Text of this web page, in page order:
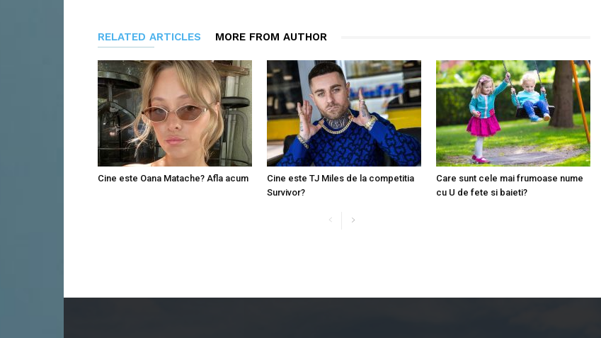
RELATED ARTICLES MORE FROM AUTHOR
Cine este Oana Matache? Afla acum
Cine este TJ Miles de la competitia
Survivor?
Care sunt cele mai frumoase nume
cu U de fete si baieti?